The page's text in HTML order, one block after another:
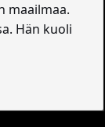
maailmaa.
Hän kuoli